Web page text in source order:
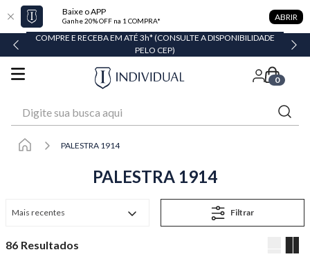
Baixe o APP
Ganhe 20% OFF na 1 COMPRA* ABRIR
COMPRE E RECEBA EM ATÉ 3h* (CONSULTE A DISPONIBILIDADE
PELO CEP)
0
PALESTRA 1914
PALESTRA 1914
Mais recentes Filtrar
86